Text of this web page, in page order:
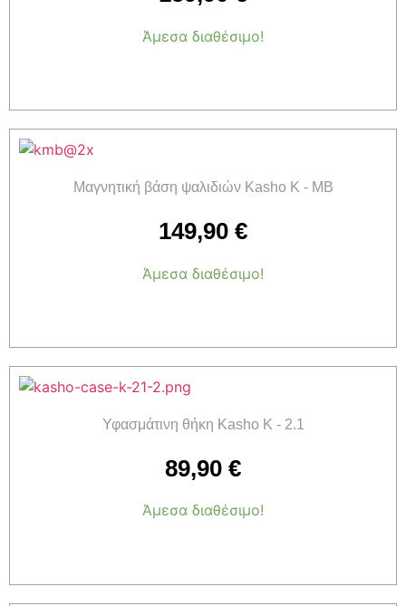
Άμεσα διαθέσιμο!
Μαγνητική βάση ψαλιδιών Kasho K - MB
149,90 €
Άμεσα διαθέσιμο!
Υφασμάτινη θήκη Kasho K - 2.1
89,90 €
Άμεσα διαθέσιμο!